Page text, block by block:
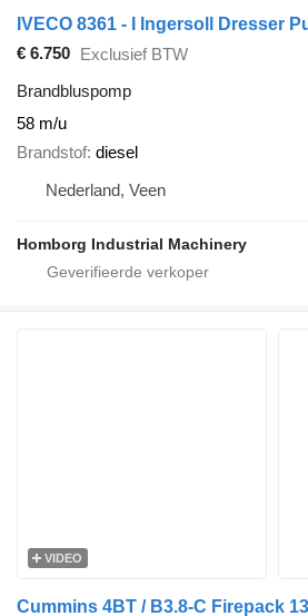
€ 6.750 Exclusief BTW
Brandbluspomp
58 m/u
Brandstof diesel
Nederland, Veen
Homborg Industrial Machinery
VIDEO